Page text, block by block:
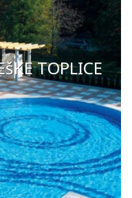
TOPLICE